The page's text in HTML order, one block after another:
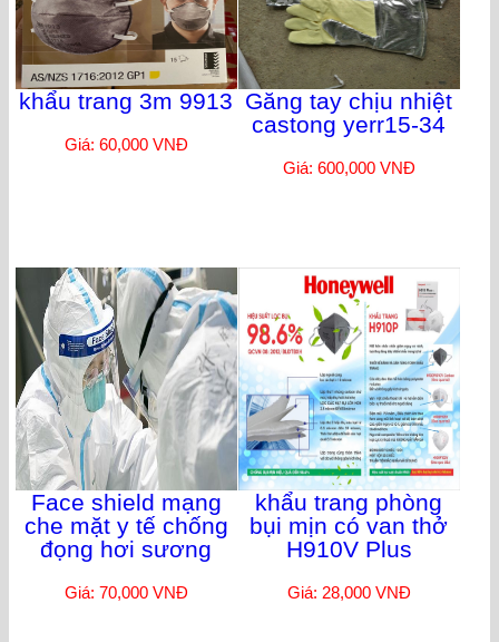
khẩu trang 3m 9913
Giá: 60,000 VNĐ
Găng tay chịu nhiệt
castong yerr15-34
Giá: 600,000 VNĐ
Face shield mạng
che mặt y tế chống
đọng hơi sương
Giá: 70,000 VNĐ
khẩu trang phòng
bụi mịn có van thở
H910V Plus
Giá: 28,000 VNĐ